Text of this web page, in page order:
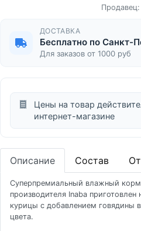
ДОСТАВКА
Бесплатно по Санкт-
Для заказов от 1000 руб
Цены на товар
интернет-магазине
Описание Состав
Суперпремиальный влажный
производителя Inaba
курицы с добавлением говядины
цвета.